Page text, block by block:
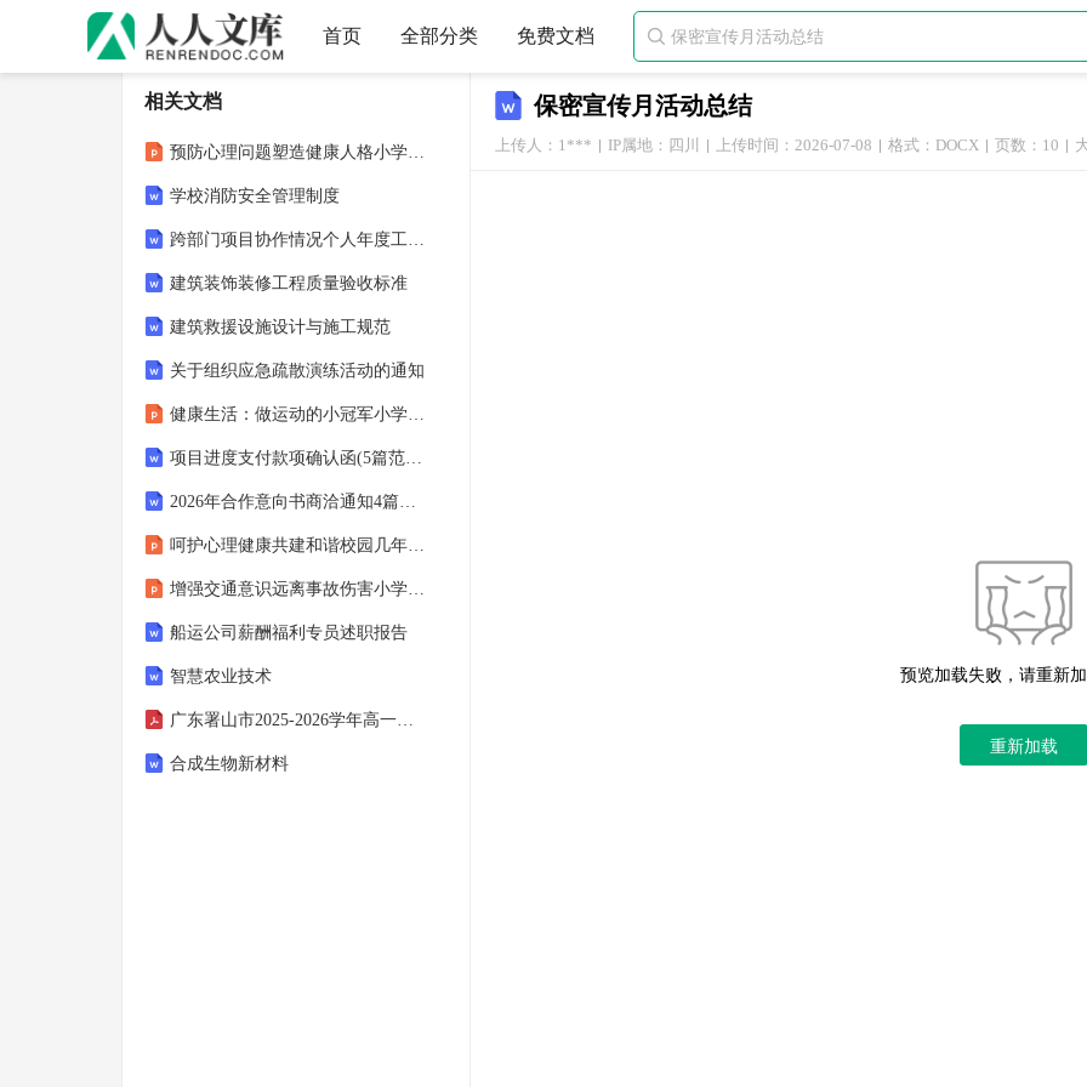
首页 全部分类 免费文档 
保密宣传月活动总结
上传人：1*** IP属地：四川 上传时间：2026-07-08 格式：DOCX 页数：10
预览加载失败，请重新
重新加载
相关文档
预防心理问题塑造健康人格小学主题班会课件
学校消防安全管理制度
跨部门项目协作情况个人年度工作总结
建筑装饰装修工程质量验收标准
建筑救援设施设计与施工规范
关于组织应急疏散演练活动的通知
健康生活：做运动的小冠军小学主题班会课件
项目进度支付款项确认函(5篇范文)
2026年合作意向书商洽通知4篇范文
呵护心理健康共建和谐校园几年级主题班会课件
增强交通意识远离事故伤害小学主题班会课件
船运公司薪酬福利专员述职报告
智慧农业技术
广东署山市2025-2026学年高一语文下学期期中联考试题含解析
合成生物新材料